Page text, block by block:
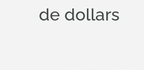
de dollars